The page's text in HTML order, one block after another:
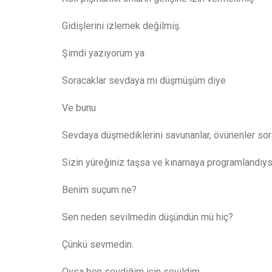
Gidişlerini izlemek değilmiş.
Şimdi yazıyorum ya
Soracaklar sevdaya mı düşmüşüm diye
Ve bunu
Sevdaya düşmediklerini savunanlar, övünenler
Sizin yüreğiniz taşsa ve kınamaya
Benim suçum ne?
Sen neden sevilmedin düşündün mü hiç?
Çünkü sevmedin.